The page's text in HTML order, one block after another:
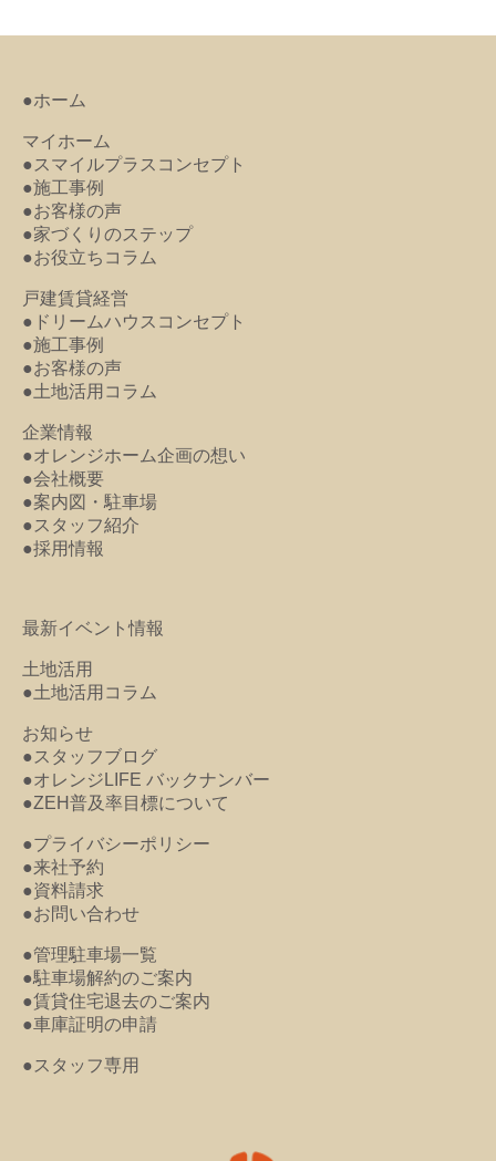
●ホーム
マイホーム
●スマイルプラスコンセプト
●施工事例
●お客様の声
●家づくりのステップ
●お役立ちコラム
戸建賃貸経営
●ドリームハウスコンセプト
●施工事例
●お客様の声
●土地活用コラム
企業情報
●オレンジホーム企画の想い
●会社概要
●案内図・駐車場
●スタッフ紹介
●採用情報
最新イベント情報
土地活用
●土地活用コラム
お知らせ
●スタッフブログ
●オレンジLIFE バックナンバー
●ZEH普及率目標について
●プライバシーポリシー
●来社予約
●資料請求
●お問い合わせ
●管理駐車場一覧
●駐車場解約のご案内
●賃貸住宅退去のご案内
●車庫証明の申請
●スタッフ専用